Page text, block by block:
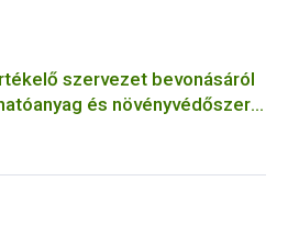
szervezet bevonásáról
és növényvédőszer
a meglévő engedély
vagy módosítására irányuló